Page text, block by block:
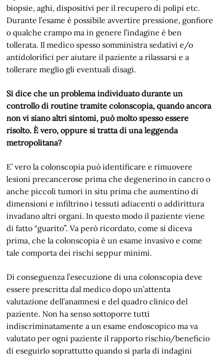
biopsie, aghi, dispositivi per il recupero di polipi etc.
Durante l’esame è possibile avvertire pressione, gonfiore
o qualche crampo ma in genere l’indagine è ben
tollerata. Il medico spesso somministra sedativi e/o
antidolorifici per aiutare il paziente a rilassarsi e a
tollerare meglio gli eventuali disagi.
Si dice che un problema individuato durante un
controllo di routine tramite colonscopia, quando ancora
non vi siano altri sintomi, può molto spesso essere
risolto. È vero, oppure si tratta di una leggenda
metropolitana?
E’ vero la colonscopia può identificare e rimuovere
lesioni precancerose prima che degenerino in cancro o
anche piccoli tumori in situ prima che aumentino di
dimensioni e infiltrino i tessuti adiacenti o addirittura
invadano altri organi. In questo modo il paziente viene
di fatto “guarito”. Va però ricordato, come si diceva
prima, che la colonscopia è un esame invasivo e come
tale comporta dei rischi seppur minimi.
Di conseguenza l’esecuzione di una colonscopia deve
essere prescritta dal medico dopo un’attenta
valutazione dell’anamnesi e del quadro clinico del
paziente. Non ha senso sottoporre tutti
indiscriminatamente a un esame endoscopico ma va
valutato per ogni paziente il rapporto rischio/beneficio
di eseguirlo soprattutto quando si parla di indagini